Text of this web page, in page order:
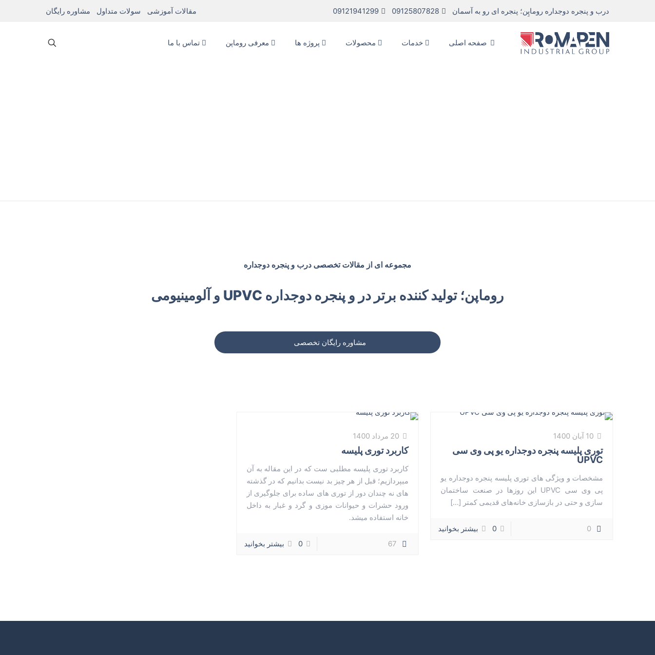
درب و پنجره دوجداره روماپِن؛ پنجره ای رو به آسمان 09125807828
09121941299 مقالات آموزشی سولات متداول مشاوره رایگان
صفحه اصلی خدمات محصولات پروژه ها معرفی روماپن تماس با ما
مجموعه ای از مقالات تخصصی درب و پنجره دوجداره
روماپن؛ تولید کننده برتر در و پنجره دوجداره UPVC و آلومینیومی
مشاوره رایگان تخصصی
10 آبان 1400
توری پلیسه پنجره دوجداره یو پی وی سی
UPVC
مشخصات و ویژگی های توری پلیسه پنجره دوجداره یو
پی وی سی UPVC این روز‌ها در صنعت ساختمان
سازی و حتی در بازسازی خانه‌های قدیمی کمتر […]
0
0 بیشتر بخوانید
20 مرداد 1400
کاربرد توری پلیسه
کاربرد توری پلیسه مطلبی ست که در این مقاله به آن
میپردازیم؛ قبل از هر چیز بد نیست بدانیم که در گذشته
های نه چندان دور از توری های ساده برای جلوگیری از
ورود حشرات و حیوانات موزی و گرد و غبار به داخل
خانه استفاده میشد.
67
0 بیشتر بخوانید